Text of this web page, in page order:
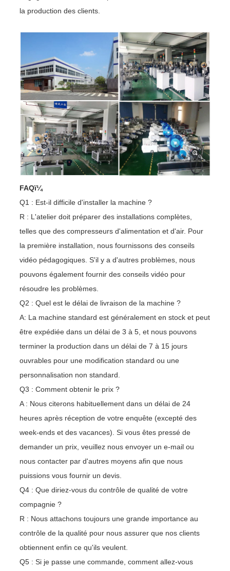
la production des clients.
FAQï¼
Q1 : Est-il difficile d'installer la machine ?
R : L'atelier doit préparer des installations complètes,
telles que des compresseurs d'alimentation et d'air. Pour
la première installation, nous fournissons des conseils
vidéo pédagogiques. S'il y a d'autres problèmes, nous
pouvons également fournir des conseils vidéo pour
résoudre les problèmes.
Q2 : Quel est le délai de livraison de la machine ?
A: La machine standard est généralement en stock et peut
être expédiée dans un délai de 3 à 5, et nous pouvons
terminer la production dans un délai de 7 à 15 jours
ouvrables pour une modification standard ou une
personnalisation non standard.
Q3 : Comment obtenir le prix ?
A : Nous citerons habituellement dans un délai de 24
heures après réception de votre enquête (excepté des
week-ends et des vacances). Si vous êtes pressé de
demander un prix, veuillez nous envoyer un e-mail ou
nous contacter par d'autres moyens afin que nous
puissions vous fournir un devis.
Q4 : Que diriez-vous du contrôle de qualité de votre
compagnie ?
R : Nous attachons toujours une grande importance au
contrôle de la qualité pour nous assurer que nos clients
obtiennent enfin ce qu'ils veulent.
Q5 : Si je passe une commande, comment allez-vous